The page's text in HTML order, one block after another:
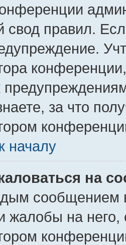
свод правил.
за что
началу
на
сообщением
жалобы на